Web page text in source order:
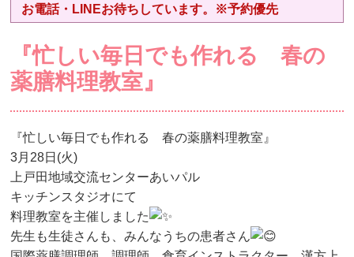
お電話・LINEお待ちしています。※予約優先
『忙しい毎日でも作れる 春の
薬膳料理教室』
『忙しい毎日でも作れる 春の薬膳料理教室』
3月28日(火)
上戸田地域交流センターあいパル
キッチンスタジオにて
料理教室を主催しました
先生も生徒さんも、みんなうちの患者さん